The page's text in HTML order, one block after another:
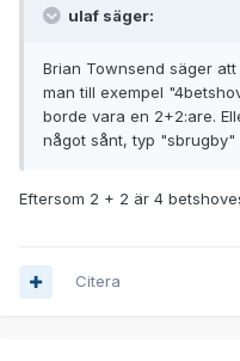
ulaf säger:
Brian Townsend säger
man till exempel
borde vara en 2+2:are.
något sånt, typ "sbrugby"
Eftersom 2 + 2 är 4
Citera